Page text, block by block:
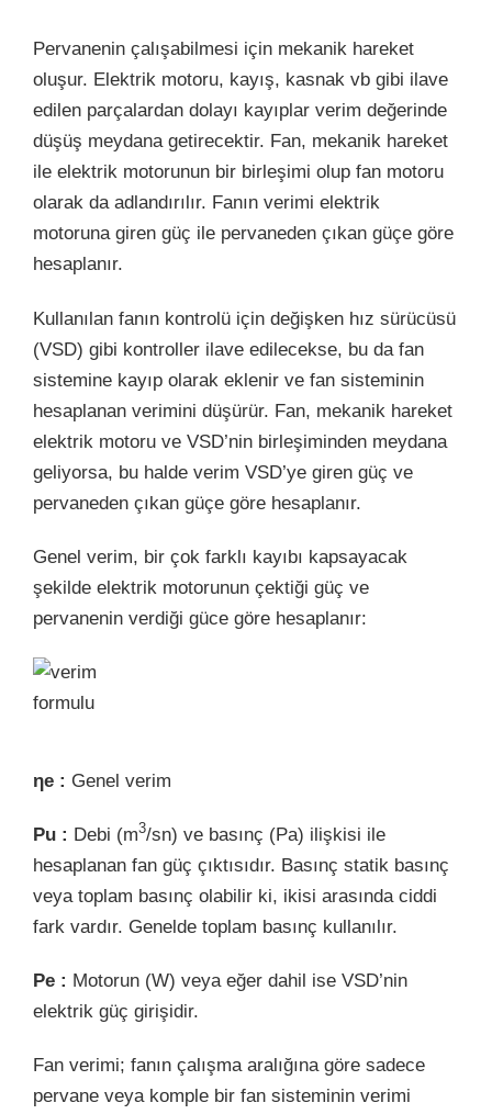
Pervanenin çalışabilmesi için mekanik hareket
oluşur. Elektrik motoru, kayış, kasnak vb gibi ilave
edilen parçalardan dolayı kayıplar verim değerinde
düşüş meydana getirecektir. Fan, mekanik hareket
ile elektrik motorunun bir birleşimi olup fan motoru
olarak da adlandırılır. Fanın verimi elektrik
motoruna giren güç ile pervaneden çıkan güçe göre
hesaplanır.
Kullanılan fanın kontrolü için değişken hız sürücüsü
(VSD) gibi kontroller ilave edilecekse, bu da fan
sistemine kayıp olarak eklenir ve fan sisteminin
hesaplanan verimini düşürür. Fan, mekanik hareket
elektrik motoru ve VSD’nin birleşiminden meydana
geliyorsa, bu halde verim VSD’ye giren güç ve
pervaneden çıkan güçe göre hesaplanır.
Genel verim, bir çok farklı kayıbı kapsayacak
şekilde elektrik motorunun çektiği güç ve
pervanenin verdiği güce göre hesaplanır:
ηe : Genel verim
Pu : Debi (m3/sn) ve basınç (Pa) ilişkisi ile
hesaplanan fan güç çıktısıdır. Basınç statik basınç
veya toplam basınç olabilir ki, ikisi arasında ciddi
fark vardır. Genelde toplam basınç kullanılır.
Pe : Motorun (W) veya eğer dahil ise VSD’nin
elektrik güç girişidir.
Fan verimi; fanın çalışma aralığına göre sadece
pervane veya komple bir fan sisteminin verimi